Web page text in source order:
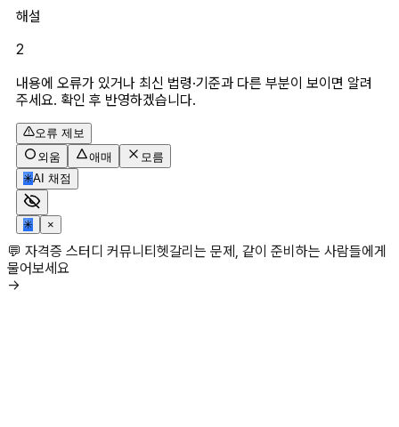
해설
2
내용에 오류가 있거나 최신 법령·기준과 다른 부분이 보이면 알려
주세요. 확인 후 반영하겠습니다.
오류 제보
외움
애매
모름
✳AI 채점
✳ ×
💬 자격증 스터디 커뮤니티헷갈리는 문제, 같이 준비하는 사람들에게
물어보세요
→